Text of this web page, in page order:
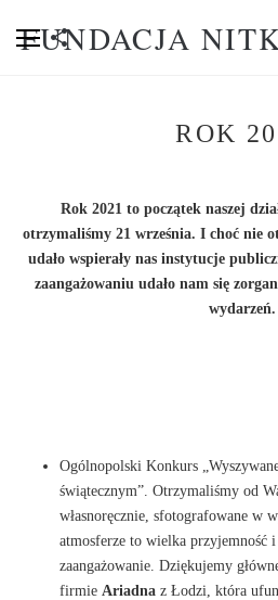
FUNDACJA
ROK
Rok 2021 to początek naszej
otrzymaliśmy 21 września. I choć nie
udało wspierały nas instytucje
zaangażowaniu udało nam się
wydarzeń.
Ogólnopolski Konkurs
świątecznym”. Otrzymaliśmy od
własnoręcznie, sfotografowane w
atmosferze to wielka przyjemność
zaangażowanie. Dziękujemy
firmie Ariadna z Łodzi, która